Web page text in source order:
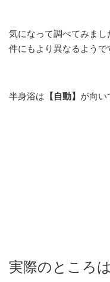
気になって調べてみま
件にもより異なるようで
半身浴は 【自動】 が向い
実際のところ